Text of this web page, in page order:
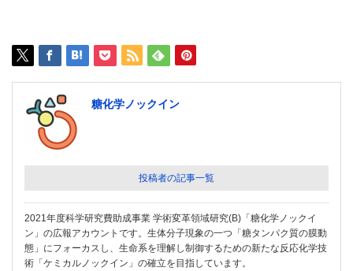
糖化学ノックイン
投稿者の記事一覧
2021年度科学研究費助成事業 学術変革領域研究(B)「糖化学ノックイ
ン」の広報アカウントです。生体分子現象の一つ「糖タンパク質の膜動
態」にフォーカスし、生命系を理解し制御するための新たな反応化学技
術「ケミカルノックイン」の確立を目指しています。